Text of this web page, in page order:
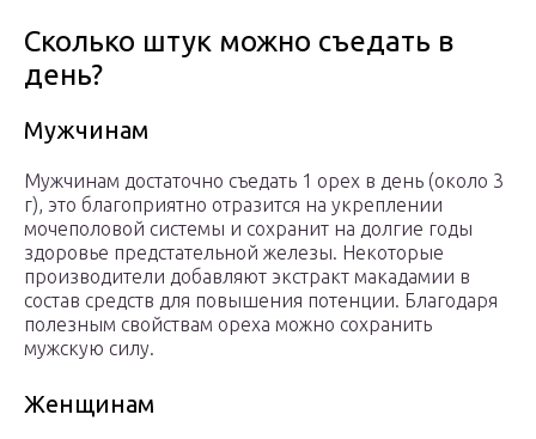
Сколько штук можно съедать в
день?
Мужчинам
Мужчинам достаточно съедать 1 орех в день (около 3
г), это благоприятно отразится на укреплении
мочеполовой системы и сохранит на долгие годы
здоровье предстательной железы. Некоторые
производители добавляют экстракт макадамии в
состав средств для повышения потенции. Благодаря
полезным свойствам ореха можно сохранить
мужскую силу.
Женщинам